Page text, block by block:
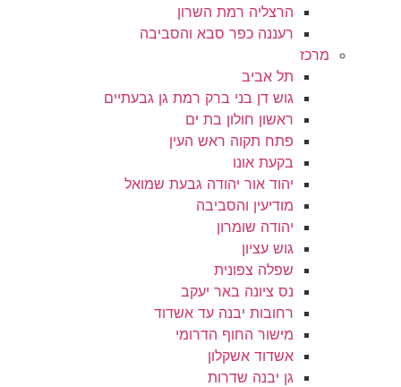
הרצליה רמת השרון
רעננה כפר סבא והסביבה
מרכז
תל אביב
גוש דן בני ברק רמת גן גבעתיים
ראשון חולון בת ים
פתח תקוה ראש העין
בקעת אונו
יהוד אור יהודה גבעת שמואל
מודיעין והסביבה
יהודה שומרון
גוש עציון
שפלה צפונית
נס ציונה באר יעקב
רחובות יבנה עד אשדוד
מישור החוף הדרומי
אשדוד אשקלון
גן יבנה שדרות